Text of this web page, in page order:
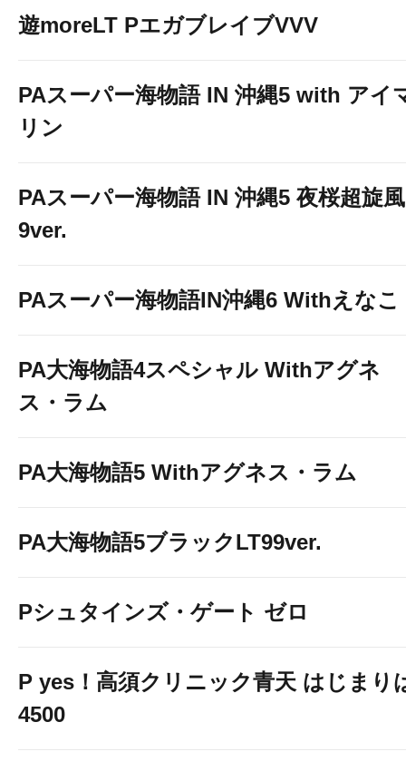
遊moreLT PエガブレイブVVV
PAスーパー海物語 IN 沖縄5 with アイ
リン
PAスーパー海物語 IN 沖縄5 夜桜超旋
9ver.
PAスーパー海物語IN沖縄6 Withえなこ
PA大海物語4スペシャル Withアグネ
ス・ラム
PA大海物語5 Withアグネス・ラム
PA大海物語5ブラックLT99ver.
Pシュタインズ・ゲート ゼロ
P yes！高須クリニック青天 はじまり
4500